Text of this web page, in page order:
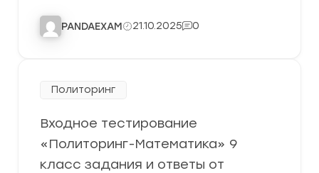
PANDAEXAM 21.10.2025 0
Политоринг
Входное тестирование
«Политоринг-Математика» 9
класс задания и ответы от